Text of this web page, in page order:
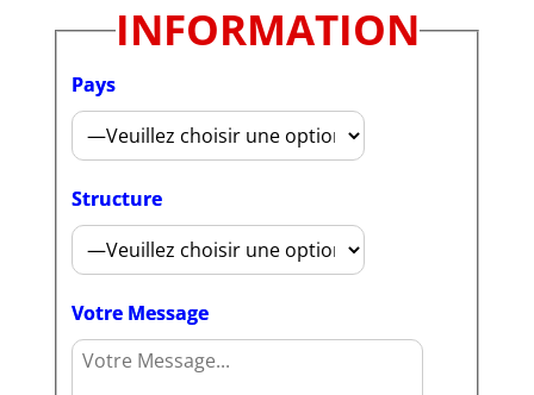
INFORMATION
Pays
Structure
Votre Message